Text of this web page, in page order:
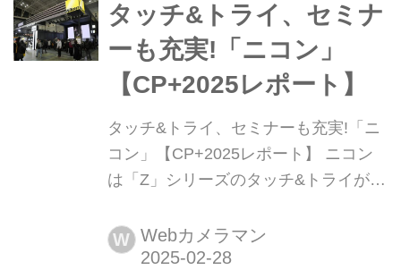
タッチ&トライ、セミナ
ーも充実!「ニコン」
【CP+2025レポート】
タッチ&トライ、セミナーも充実!「ニ
コン」【CP+2025レポート】 ニコン
は「Z」シリーズのタッチ&トライが充
人気です。
W Webカメラマン